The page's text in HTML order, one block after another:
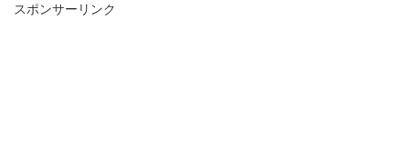
スポンサーリンク